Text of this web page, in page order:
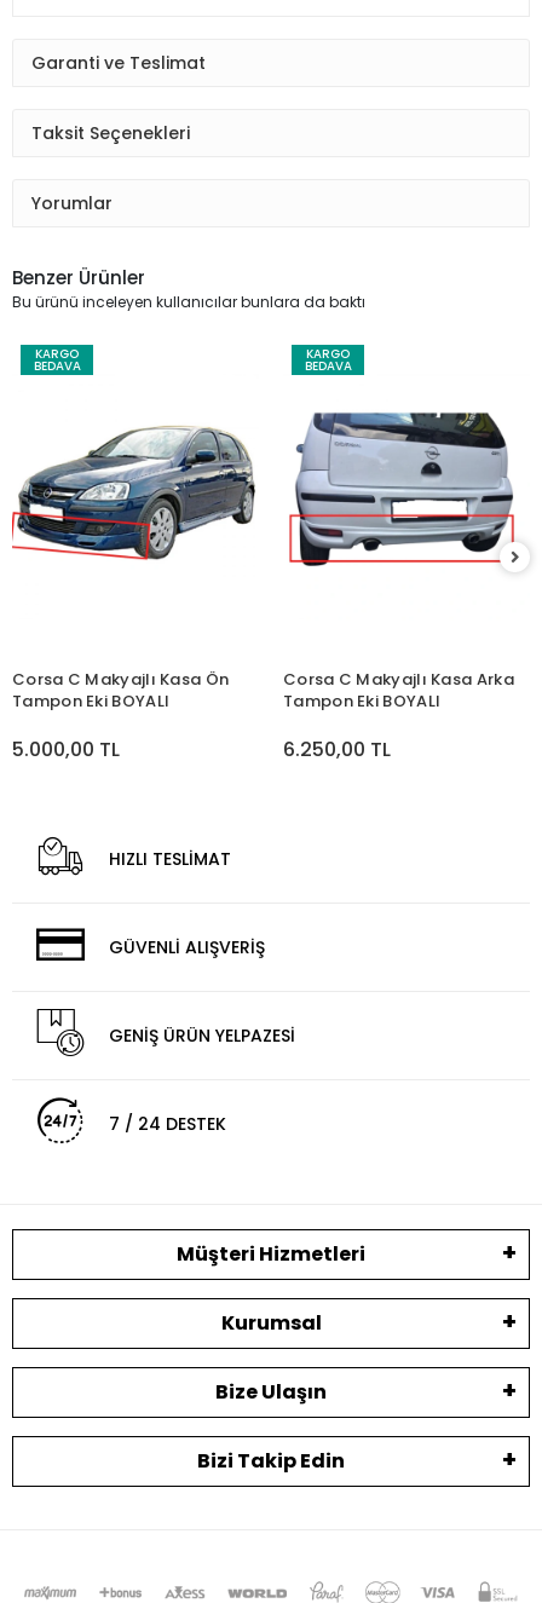
Garanti ve Teslimat
Taksit Seçenekleri
Yorumlar
Benzer Ürünler
Bu ürünü inceleyen kullanıcılar bunlara da baktı
KARGO
BEDAVA
Corsa C Makyajlı Kasa Ön
Tampon Eki BOYALI
5.000,00 TL
KARGO
BEDAVA
Corsa C Makyajlı Kasa Arka
Tampon Eki BOYALI
6.250,00 TL
HIZLI TESLİMAT
GÜVENLİ ALIŞVERİŞ
GENİŞ ÜRÜN YELPAZESİ
7 / 24 DESTEK
Müşteri Hizmetleri
Kurumsal
Bize Ulaşın
Bizi Takip Edin